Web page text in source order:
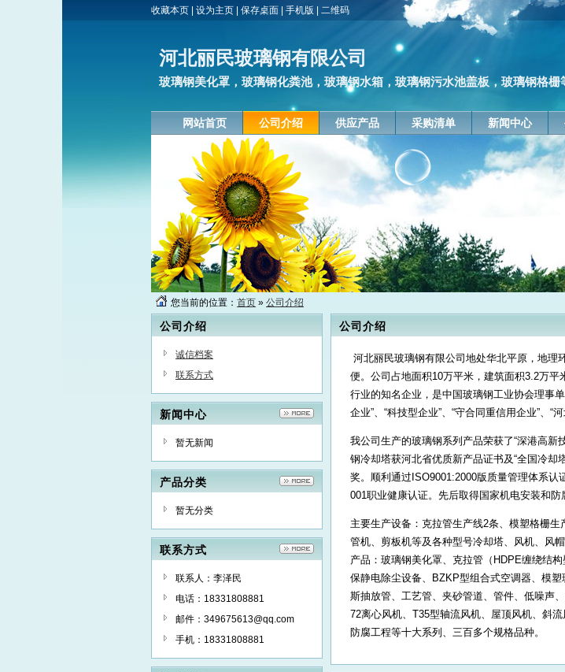
收藏本页 设为主页 保存桌面 手机版 二维码
河北丽民玻璃钢有限公司
玻璃钢美化罩，玻璃钢化粪池，玻璃钢水箱，玻璃钢污水池盖板，玻璃钢格栅
网站首页 公司介绍 供应产品 采购清单 新闻中心
您当前的位置： 首页 » 公司介绍
公司介绍
诚信档案
联系方式
新闻中心
暂无新闻
产品分类
暂无分类
联系方式
联系人：李泽民
电话：18331808881
邮件：349675613@qq.com
手机：18331808881
公司介绍
河北丽民玻璃钢有限公司地处华北平原，地理
便。公司占地面积10万平米，建筑面积3.2万
行业的知名企业，是中国玻璃钢工业协会理事
企业”、“科技型企业”、“守合同重信用企业”、“
我公司生产的玻璃钢系列产品荣获了“深港高新
钢冷却塔获河北省优质新产品证书及“全国冷
奖。顺利通过ISO9001:2000版质量管理体系
001职业健康认证。先后取得国家机电安装和
主要生产设备：克拉管生产线2条、模塑格栅
管机、剪板机等及各种型号冷却塔、风机、风
产品：玻璃钢美化罩、克拉管（HDPE缠绕结
保静电除尘设备、BZKP型组合式空调器、模
斯抽放管、工艺管、夹砂管道、管件、低噪声
72离心风机、T35型轴流风机、屋顶风机、斜
防腐工程等十大系列、三百多个规格品种。